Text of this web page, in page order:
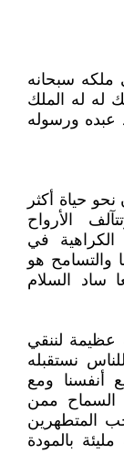
ملكه سبحانه
له له الملك
ورسوله
حياة أكثر
الأرواح
الكراهية في
والتسامح هو
ساد السلام
لننقي
نستقبله
أنفسنا ومع
السماح ممن
المتطهرين
بالمودة